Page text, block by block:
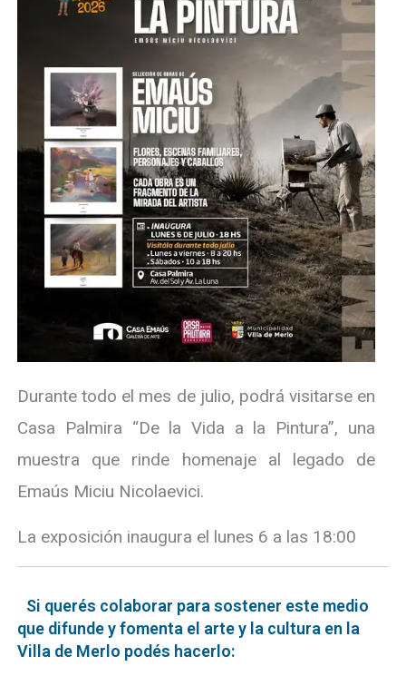
Durante todo el mes de julio, podrá visitarse en
Casa Palmira “De la Vida a la Pintura”, una
muestra que rinde homenaje al legado de
Emaús Miciu Nicolaevici.
La exposición inaugura el lunes 6 a las 18:00
Si querés colaborar para sostener este medio
que difunde y fomenta el arte y la cultura en la
Villa de Merlo podés hacerlo: